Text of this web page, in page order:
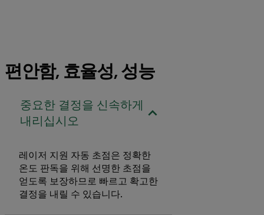
편안함, 효율성, 성능
중요한 결정을 신속하게
내리십시오
레이저 지원 자동 초점은 정확한
온도 판독을 위해 선명한 초점을
얻도록 보장하므로 빠르고 확고한
결정을 내릴 수 있습니다.